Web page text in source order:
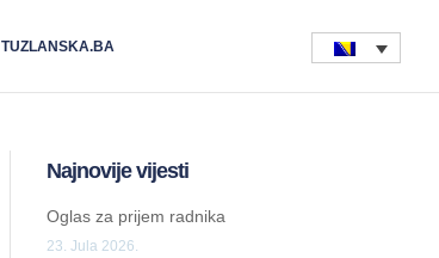
TUZLANSKA.BA
Najnovije vijesti
Oglas za prijem radnika
23. Jula 2026.